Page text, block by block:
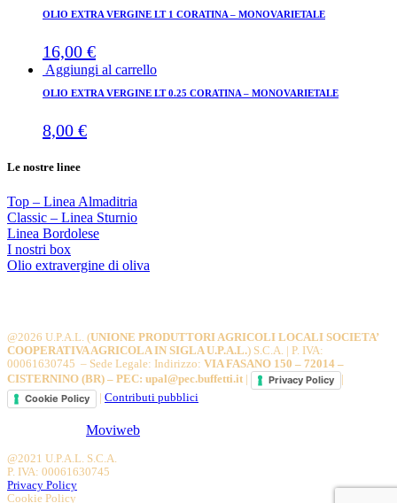
OLIO EXTRA VERGINE LT 1 CORATINA – MONOVARIETALE
16,00 €
Aggiungi al carrello
OLIO EXTRA VERGINE LT 0.25 CORATINA – MONOVARIETALE
8,00 €
Le nostre linee
Top – Linea Almaditria
Classic – Linea Sturnio
Linea Bordolese
I nostri box
Olio extravergine di oliva
@2026 U.P.A.L. (UNIONE PRODUTTORI AGRICOLI LOCALI SOCIETA’
COOPERATIVA AGRICOLA IN SIGLA U.P.A.L.) S.C.A. | P. IVA:
00061630745 – Sede Legale: Indirizzo: VIA FASANO 150 – 72014 –
CISTERNINO (BR) – PEC: upal@pec.buffetti.it Privacy Policy
Cookie Policy
Contributi pubblici
Moviweb
@2021 U.P.A.L. S.C.A.
P. IVA: 00061630745
Privacy Policy
Cookie Policy